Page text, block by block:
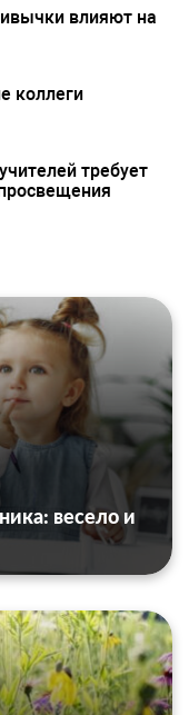
влияют на
коллеги
требует
весело и